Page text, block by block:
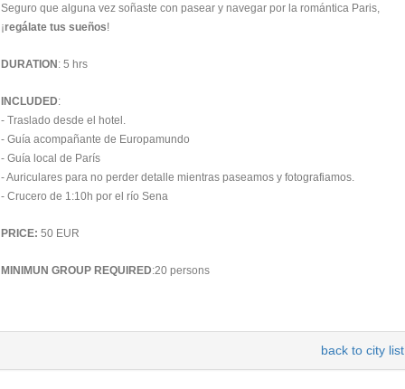
Seguro que alguna vez soñaste con pasear y navegar por la romántica Paris,
¡regálate tus sueños!
DURATION : 5 hrs
INCLUDED:
- Traslado desde el hotel.
- Guía acompañante de Europamundo
- Guía local de París
- Auriculares para no perder detalle mientras paseamos y fotografiamos.
- Crucero de 1:10h por el río Sena
PRICE: 50 EUR
MINIMUN GROUP REQUIRED:20 persons
back to city list